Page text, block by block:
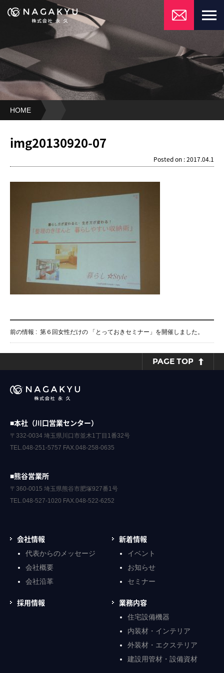
HOME
img20130920-07
Posted on : 2017.04.1
前の情報 : 第６回女性だけの 「とっておきセミナー」を開催しました。
PAGE TOP
■本社（川口営業センター）
〒332-0034 埼玉県川口市並木1丁目1番32号
TEL.048-251-5757 FAX.048-258-0635
■熊谷営業所
〒360-0015 埼玉県熊谷市肥塚927番1号
TEL.048-527-1020 FAX.048-522-6252
会社情報
代表からのメッセージ
会社概要
会社沿革
新着情報
イベント
お知らせ
セミナー
採用情報 業務内容
住宅設備機器
内装材・インテリア
外装材・エクステリア
建設用管材・設備資材